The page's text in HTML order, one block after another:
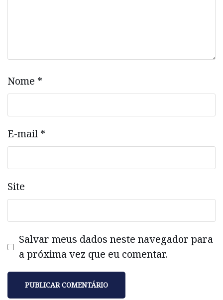
Nome *
E-mail *
Site
Salvar meus dados neste navegador para
a próxima vez que eu comentar.